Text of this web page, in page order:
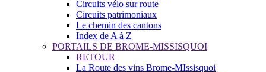
Circuits vélo sur route
Circuits patrimoniaux
Le chemin des cantons
Index de A à Z
PORTAILS DE BROME-MISSISQUOI
RETOUR
La Route des vins Brome-MIssisquoi